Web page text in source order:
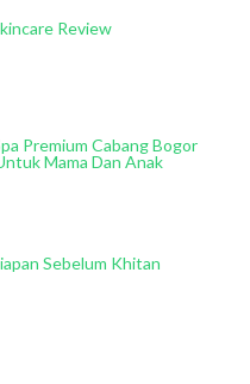
Review
Premium Cabang Bogor
Mama Dan Anak
Sebelum Khitan